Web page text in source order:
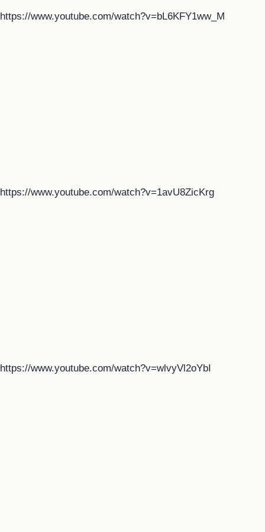
https://www.youtube.com/watch?v=bL6KFY1ww_M
https://www.youtube.com/watch?v=1avU8ZicKrg
https://www.youtube.com/watch?v=wlvyVl2oYbI